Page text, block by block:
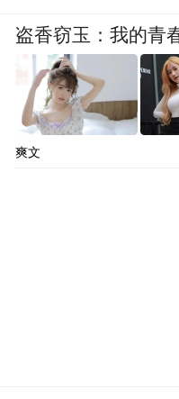
盗香窃玉：我的青
爽文